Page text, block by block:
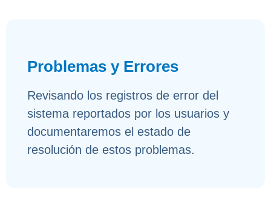
Problemas y Errores
Revisando los registros de error del
sistema reportados por los usuarios y
documentaremos el estado de
resolución de estos problemas.